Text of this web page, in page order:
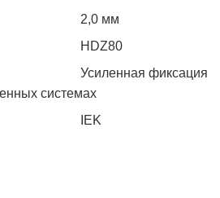
2,0 мм
HDZ80
Усиленная фиксация
системах
IEK